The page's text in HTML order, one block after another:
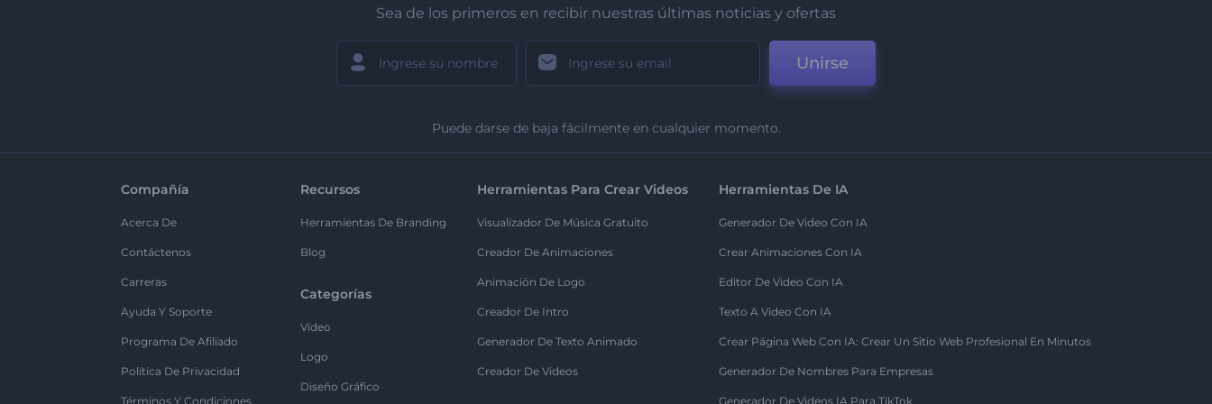
Sea de los primeros en recibir nuestras últimas noticias y ofertas
Unirse
Puede darse de baja fácilmente en cualquier momento.
Compañía
Acerca De
Contáctenos
Carreras
Ayuda Y Soporte
Programa De Afiliado
Política De Privacidad
Términos Y Condiciones
Recursos
Herramientas De Branding
Blog
Categorías
Vídeo
Logo
Diseño Gráfico
Herramientas Para Crear Videos
Visualizador De Música Gratuito
Creador De Animaciones
Animación De Logo
Creador De Intro
Generador De Texto Animado
Creador De Videos
Herramientas De IA
Generador De Video Con IA
Crear Animaciones Con IA
Editor De Video Con IA
Texto A Video Con IA
Crear Página Web Con IA: Crear Un Sitio Web Profesional En Minutos
Generador De Nombres Para Empresas
Generador De Videos IA Para TikTok